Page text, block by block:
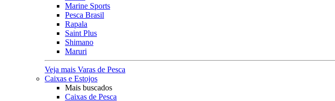
Marine Sports
Pesca Brasil
Rapala
Saint Plus
Shimano
Maruri
Veja mais Varas de Pesca
Caixas e Estojos
Mais buscados
Caixas de Pesca